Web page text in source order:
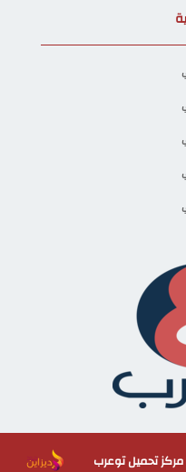
مركز تحميل توعرب